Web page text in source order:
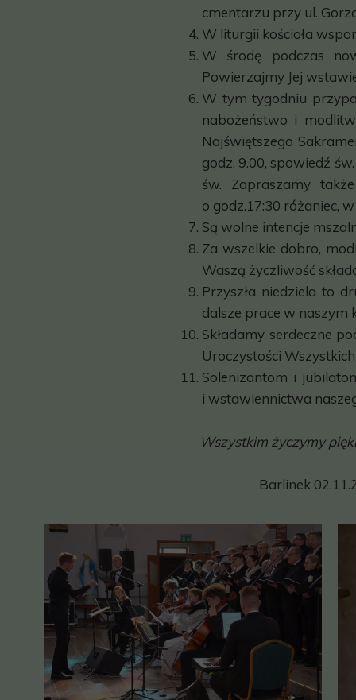
cmentarzu przy ul.
W liturgii kościoła
W środę podczas
Powierzajmy Jej
W tym tygodniu
nabożeństwo i
Najświętszego
godz. 9.00, spowiedź
św. Zapraszamy
o godz.17:30 różaniec,
Są wolne intencje
Za wszelkie dobro,
Waszą życzliwość
Przyszła niedziela to
dalsze prace w naszym
Składamy serdeczne
Uroczystości
Solenizantom i
i wstawiennictwa
Wszystkim życzymy
Barlinek